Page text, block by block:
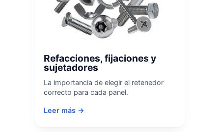
Refacciones, fijaciones y
sujetadores
La importancia de elegir el retenedor
correcto para cada panel.
Leer más →